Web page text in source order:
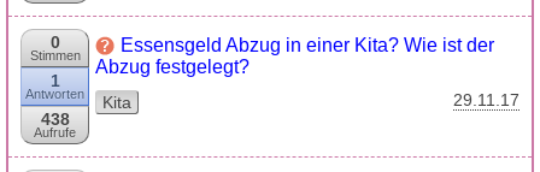
0
Stimmen
1
Antworten
438
Aufrufe
Essensgeld Abzug in einer Kita? Wie ist der
Abzug festgelegt?
Kita 29.11.17